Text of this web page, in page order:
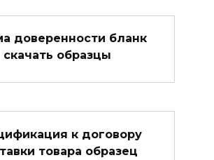
доверенности бланк
скачать образцы
к договору
товара образец